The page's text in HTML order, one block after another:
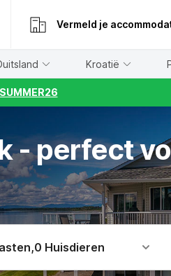
Vermeld je
Kroatië
- perfect
,0 Huisdieren